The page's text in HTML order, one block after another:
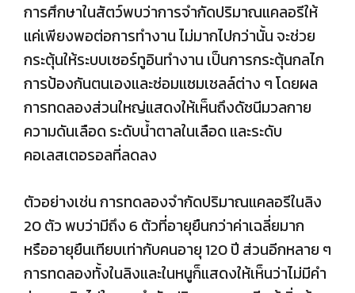
การศึกษาในสัตว์พบว่าการจำกัดปริมาณแคลอรีให้
แค่เพียงพอต่อการทำงาน ไม่มากไปกว่านั้น จะช่วย
กระตุ้นให้ระบบเซอร์ทูอินทำงาน เป็นการกระตุ้นกลไก
การป้องกันตนเองและซ่อมแซมเชลล์ต่าง ๆ โดยผล
การทดลองส่วนใหญ่แสดงให้เห็นถึงดัชนีมวลกาย
ความดันเลือด ระดับน้ำตาลในเลือด และระดับ
คอเลสเตอรอลที่ลดลง
ตัวอย่างเช่น การทดลองจำกัดปริมาณแคลอรีในลิง
20 ตัว พบว่ามีถึง 6 ตัวที่อายุยืนกว่าค่าเฉลี่ยมาก
หรืออายุยืนเทียบเท่ากับคนอายุ 120 ปี ส่วนอีกหลาย ๆ
การทดลองทั้งในลิงและในหนูก็แสดงให้เห็นว่าไม่มีคำ